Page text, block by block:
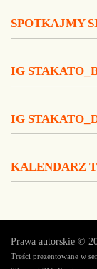
SPOTKAJMY
IG
IG
KALENDARZ
Prawa autorskie ©
Treści prezentowane w